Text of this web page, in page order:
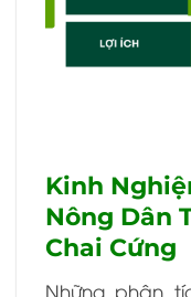
Kinh
Nông Dân
Chai Cứng
Những phân